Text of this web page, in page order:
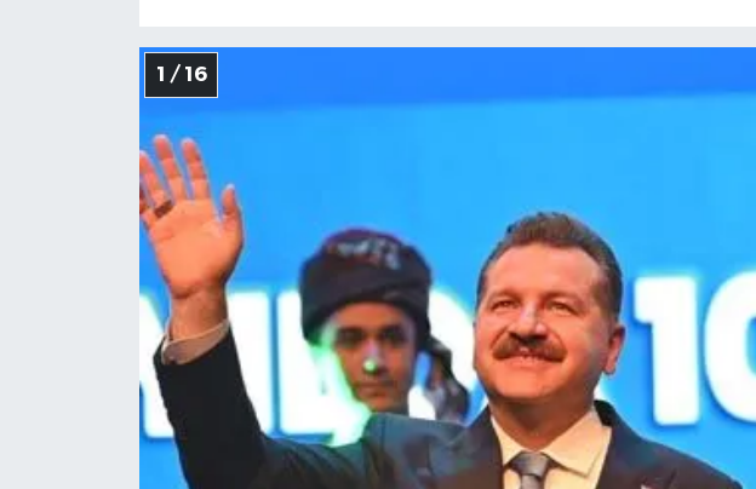
1 / 16